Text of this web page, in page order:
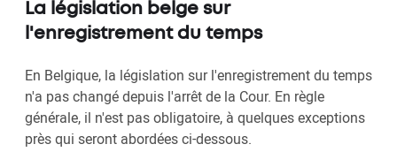
La législation belge sur
l'enregistrement du temps
En Belgique, la législation sur l'enregistrement du temps
n'a pas changé depuis l'arrêt de la Cour. En règle
générale, il n'est pas obligatoire, à quelques exceptions
près qui seront abordées ci-dessous.